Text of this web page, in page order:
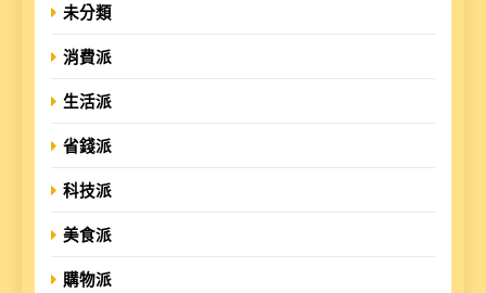
未分類
消費派
生活派
省錢派
科技派
美食派
購物派